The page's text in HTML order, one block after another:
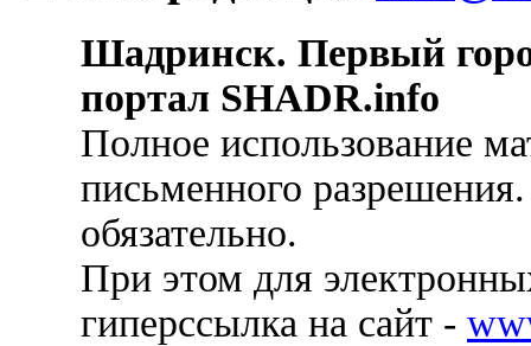
Шадринск. Первый
портал SHADR.info
Полное использование
письменного
обязательно.
При этом для
гиперссылка на сайт -